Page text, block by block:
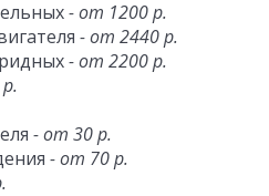
- от 1200 р.
- от 2440 р.
- от 2200 р.
- от 30 р.
- от 70 р.